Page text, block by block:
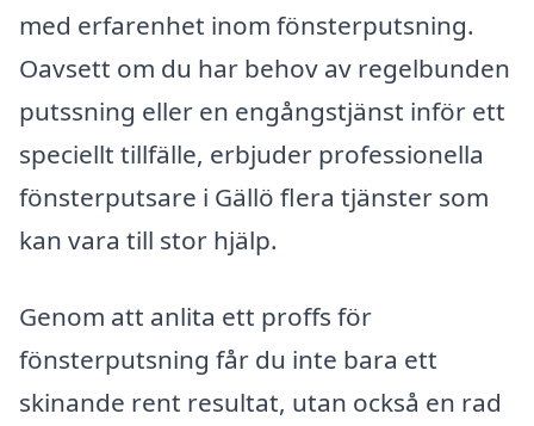
med erfarenhet inom fönsterputsning.
Oavsett om du har behov av regelbunden
putssning eller en engångstjänst inför ett
speciellt tillfälle, erbjuder professionella
fönsterputsare i Gällö flera tjänster som
kan vara till stor hjälp.
Genom att anlita ett proffs för
fönsterputsning får du inte bara ett
skinande rent resultat, utan också en rad